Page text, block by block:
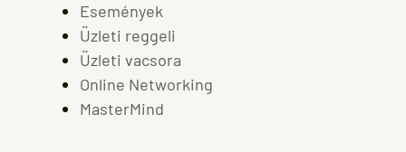
Események
Üzleti reggeli
Üzleti vacsora
Online Networking
MasterMind